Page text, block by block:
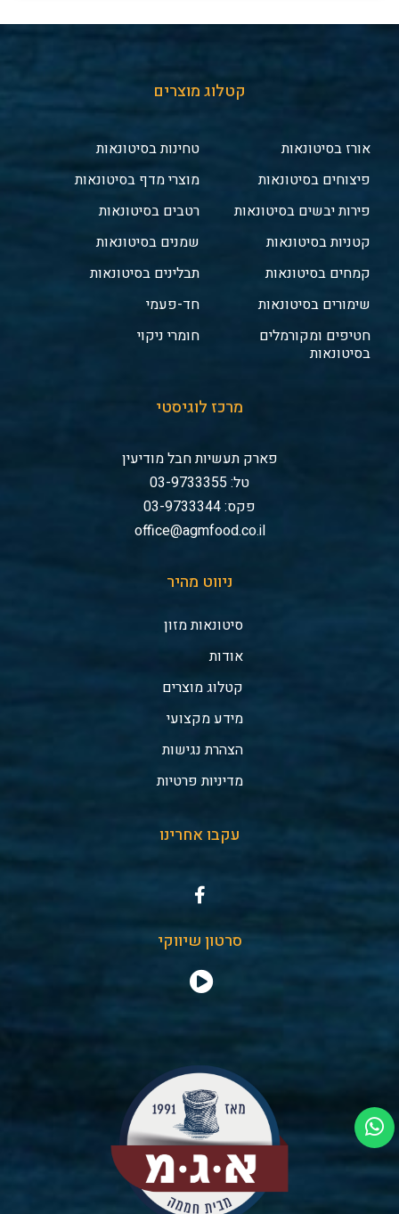
קטלוג מוצרים
אורז בסיטונאות
פיצוחים בסיטונאות
פירות יבשים בסיטונאות
קטניות בסיטונאות
קמחים בסיטונאות
שימורים בסיטונאות
חטיפים ומקורמלים
בסיטונאות
טחינות בסיטונאות
מוצרי מדף בסיטונאות
רטבים בסיטונאות
שמנים בסיטונאות
תבלינים בסיטונאות
חד-פעמי
חומרי ניקוי
מרכז לוגיסטי
פארק תעשיות חבל מודיעין
טל: 03-9733355
פקס: 03-9733344
office@agmfood.co.il
ניווט מהיר
סיטונאות מזון
אודות
קטלוג מוצרים
מידע מקצועי
הצהרת נגישות
מדיניות פרטיות
עקבו אחרינו
סרטון שיווקי